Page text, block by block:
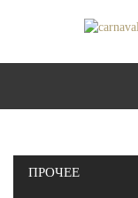
ПРОЧЕЕ